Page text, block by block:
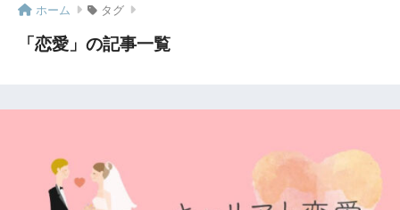
ホーム タグ
「恋愛」の記事一覧